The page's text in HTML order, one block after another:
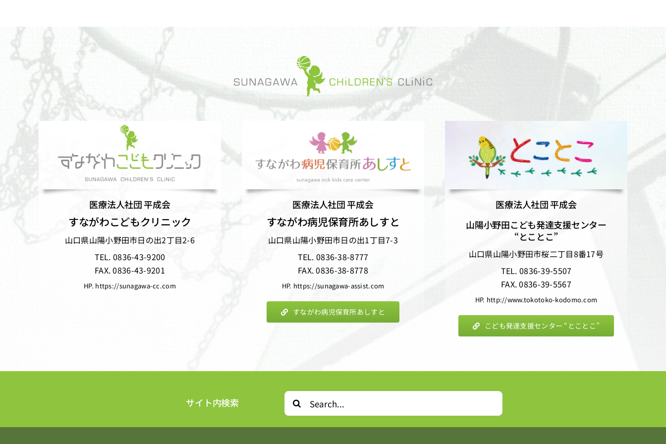
医療法人社団 平成会
すながわこどもクリニック
山口県山陽小野田市日の出2丁目2-6
TEL. 0836-43-9200
FAX. 0836-43-9201
HP. https://sunagawa-cc.com
医療法人社団 平成会
すながわ病児保育所あしすと
山口県山陽小野田市日の出1丁目7-3
TEL. 0836-38-8777
FAX. 0836-38-8778
HP. https://sunagawa-assist.com
すながわ病児保育所あしすと
医療法人社団 平成会
山陽小野田こども発達支援センター
“とことこ”
山口県山陽小野田市桜二丁目8番17号
TEL. 0836-39-5507
FAX. 0836-39-5567
HP. http://www.tokotoko-kodomo.com
こども発達支援センター “とことこ”
サイト内検索
Search
for: